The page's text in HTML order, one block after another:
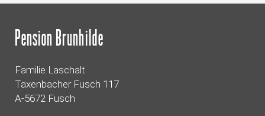
Pension Brunhilde
Familie Laschalt
Taxenbacher Fusch 117
A-5672 Fusch